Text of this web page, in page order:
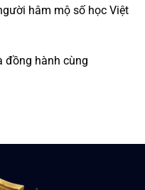
hâm mộ số học Việt
đồng hành cùng